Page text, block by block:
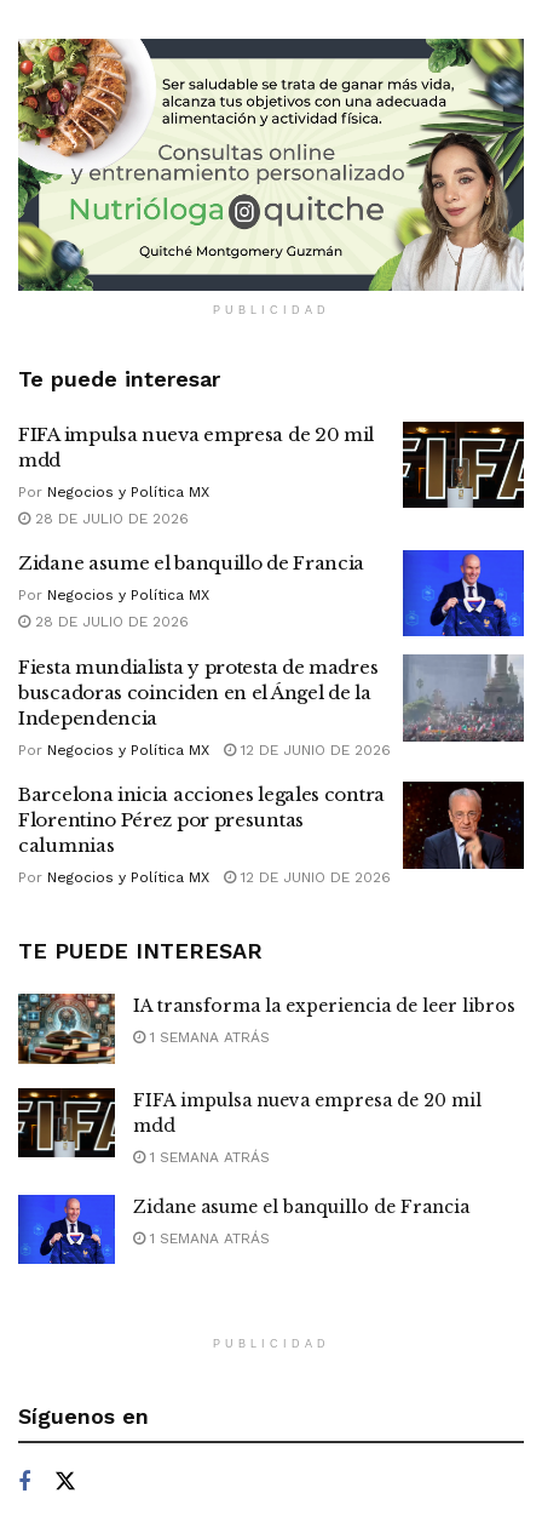
PUBLICIDAD
Te puede interesar
FIFA impulsa nueva empresa de 20 mil
mdd
Por Negocios y Política MX
28 DE JULIO DE 2026
Zidane asume el banquillo de Francia
Por Negocios y Política MX
28 DE JULIO DE 2026
Fiesta mundialista y protesta de madres
buscadoras coinciden en el Ángel de la
Independencia
Por Negocios y Política MX 12 DE JUNIO DE 2026
Barcelona inicia acciones legales contra
Florentino Pérez por presuntas
calumnias
Por Negocios y Política MX 12 DE JUNIO DE 2026
TE PUEDE INTERESAR
IA transforma la experiencia de leer libros
1 SEMANA ATRÁS
FIFA impulsa nueva empresa de 20 mil
mdd
1 SEMANA ATRÁS
Zidane asume el banquillo de Francia
1 SEMANA ATRÁS
PUBLICIDAD
Síguenos en